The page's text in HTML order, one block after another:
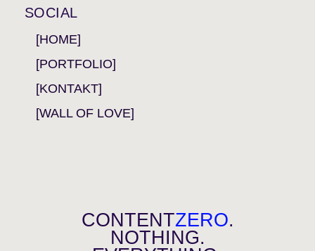
SOCIAL
[HOME]
[PORTFOLIO]
[KONTAKT]
[WALL OF LOVE]
CONTENTZERO.
NOTHING.